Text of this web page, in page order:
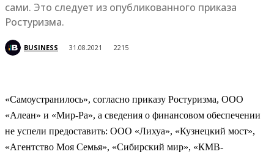
сами. Это следует из опубликованного приказа
Ростуризма.
BUSINESS 31.08.2021 2215
«Самоустранилось», согласно приказу Ростуризма, ООО
«Алеан» и «Мир-Ра», а сведения о финансовом обеспечении
не успели предоставить: ООО «Лихуа», «Кузнецкий мост»,
«Агентство Моя Семья», «Сибирский мир», «КМВ-